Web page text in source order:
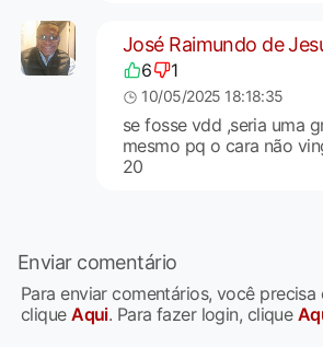
José Raimundo de
6 1
10/05/2025 18:18:35
se fosse vdd ,seria uma
mesmo pq o cara não
20
Enviar comentário
Para enviar comentários, você
cliqueAqui. Para fazer login, clique